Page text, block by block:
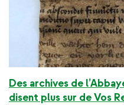
Des archives de
disent plus sur de Vos